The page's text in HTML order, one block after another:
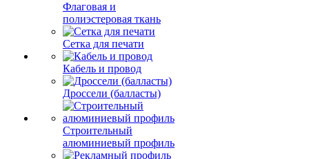
Флаговая и
полиэстеровая ткань
Сетка для печати
Кабель и провод
Дроссели (балласты)
Строительный
алюминиевый профиль